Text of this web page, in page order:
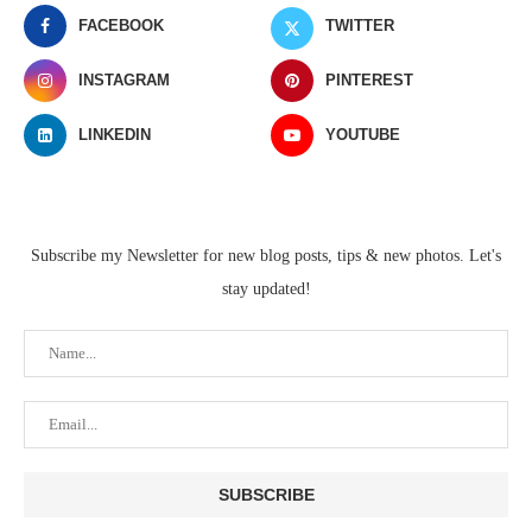
FACEBOOK TWITTER
INSTAGRAM PINTEREST
LINKEDIN YOUTUBE
Subscribe my Newsletter for new blog posts, tips & new photos. Let's
stay updated!